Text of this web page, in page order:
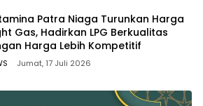
Patra Niaga Turunkan Harga
Gas, Hadirkan LPG Berkualitas
Harga Lebih Kompetitif
Jumat, 17 Juli 2026